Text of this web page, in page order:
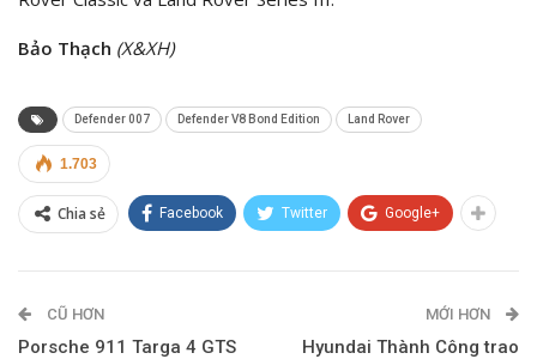
Bảo Thạch (X&XH)
Defender 007 Defender V8 Bond Edition Land Rover
1.703
Chia sẻ Facebook Twitter Google+
CŨ HƠN
Porsche 911 Targa 4 GTS
MỚI HƠN
Hyundai Thành Công trao